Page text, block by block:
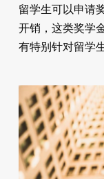
留学生可以申请
开销，这类奖学
有特别针对留学